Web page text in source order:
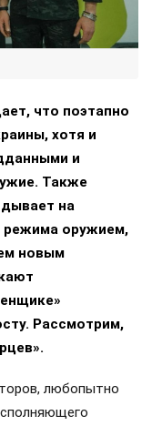
что поэтапно
хотя и
и
Также
на
режима оружием,
новым
Рассмотрим,
любопытно